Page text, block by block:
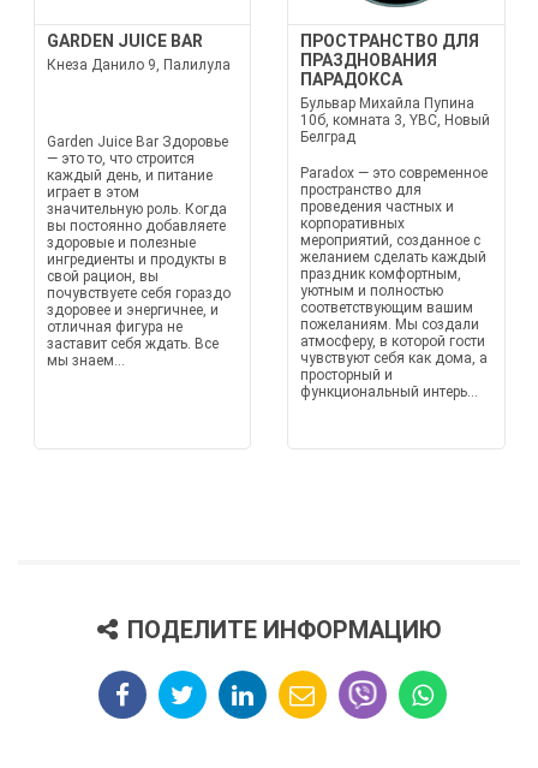
GARDEN JUICE BAR
Кнеза Данило 9, Палилула
Garden Juice Bar Здоровье
— это то, что строится
каждый день, и питание
играет в этом
значительную роль. Когда
вы постоянно добавляете
здоровые и полезные
ингредиенты и продукты в
свой рацион, вы
почувствуете себя гораздо
здоровее и энергичнее, и
отличная фигура не
заставит себя ждать. Все
мы знаем...
ПРОСТРАНСТВО ДЛЯ
ПРАЗДНОВАНИЯ
ПАРАДОКСА
Бульвар Михайла Пупина
10б, комната 3, YBC, Новый
Белград
Paradox — это современное
пространство для
проведения частных и
корпоративных
мероприятий, созданное с
желанием сделать каждый
праздник комфортным,
уютным и полностью
соответствующим вашим
пожеланиям. Мы создали
атмосферу, в которой гости
чувствуют себя как дома, а
просторный и
функциональный интерь...
ПОДЕЛИТЕ ИНФОРМАЦИЮ